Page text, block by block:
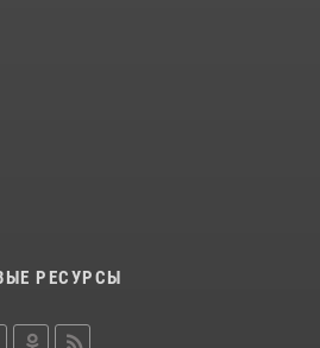
РЕСУРСЫ